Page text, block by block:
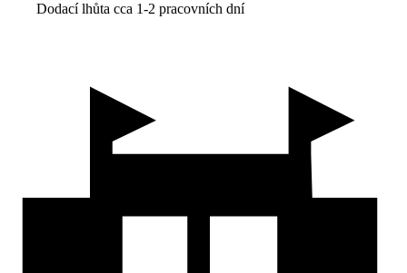
Dodací lhůta cca 1-2 pracovních dní